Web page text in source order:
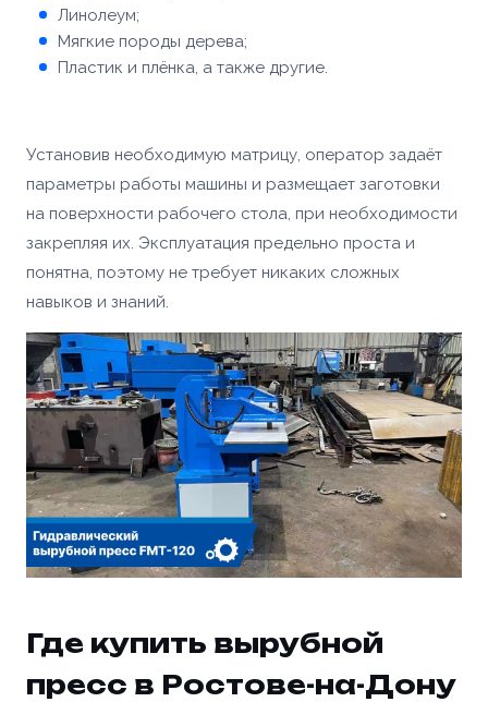
Линолеум;
Мягкие породы дерева;
Пластик и плёнка, а также другие.
Установив необходимую матрицу, оператор задаёт
параметры работы машины и размещает заготовки
на поверхности рабочего стола, при необходимости
закрепляя их. Эксплуатация предельно проста и
понятна, поэтому не требует никаких сложных
навыков и знаний.
Где купить вырубной
пресс в Ростове-на-Дону